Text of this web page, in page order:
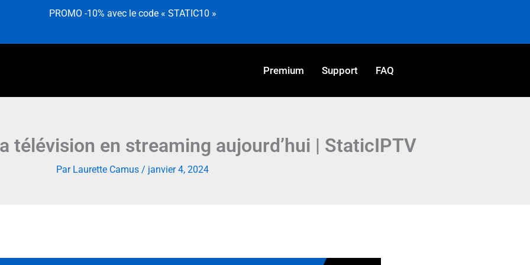
PROMO -10% avec le code « STATIC10 »
Premium Support FAQ
télévision en streaming aujourd’hui | StaticIPTV
Par Laurette Camus / janvier 4, 2024